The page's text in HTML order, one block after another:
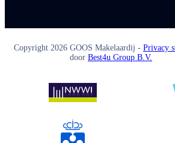
Copyright 2026 GOOS Makelaardij - Privacy
door Best4u Group B.V.